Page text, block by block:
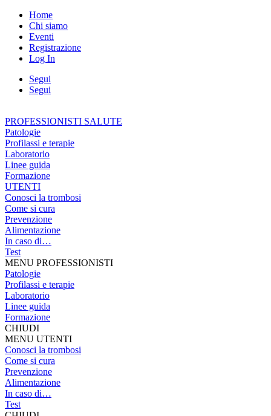
Home
Chi siamo
Eventi
Registrazione
Log In
Segui
Segui
PROFESSIONISTI SALUTE
Patologie
Profilassi e terapie
Laboratorio
Linee guida
Formazione
UTENTI
Conosci la trombosi
Come si cura
Prevenzione
Alimentazione
In caso di…
Test
MENU PROFESSIONISTI
Patologie
Profilassi e terapie
Laboratorio
Linee guida
Formazione
CHIUDI
MENU UTENTI
Conosci la trombosi
Come si cura
Prevenzione
Alimentazione
In caso di…
Test